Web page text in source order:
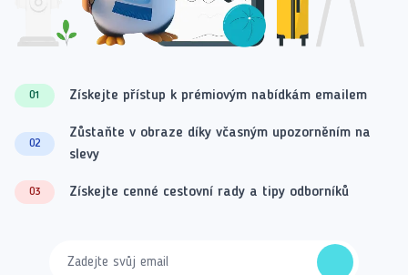
01 Získejte přístup k prémiovým nabídkám emailem
02
Zůstaňte v obraze díky včasným upozorněním na
slevy
03 Získejte cenné cestovní rady a tipy odborníků